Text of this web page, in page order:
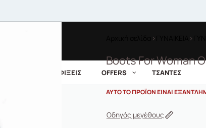
ΝΕΕΣ ΑΦΙΞΕΙΣ OFFERS ΤΣΑΝΤΕΣ
› ›
Boots For Woman
ΑΥΤΌ ΤΟ ΠΡΟΪΌΝ ΕΊΝΑΙ
Οδηγός μεγέθους